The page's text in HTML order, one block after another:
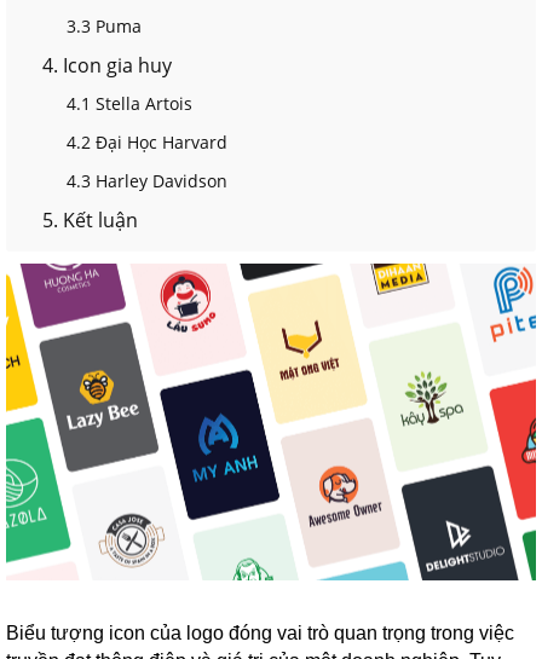
3.3 Puma
4. Icon gia huy
4.1 Stella Artois
4.2 Đại Học Harvard
4.3 Harley Davidson
5. Kết luận
Biểu tượng icon của logo đóng vai trò quan trọng trong việc